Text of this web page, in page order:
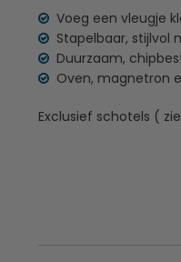
Voeg een vleugje
Stapelbaar, stijlvol
Duurzaam,
Oven, magnetron
Exclusief schotels (